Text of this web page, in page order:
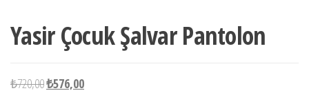
Yasir Çocuk Şalvar Pantolon
₺720,00Orijinal
₺576,00Şu